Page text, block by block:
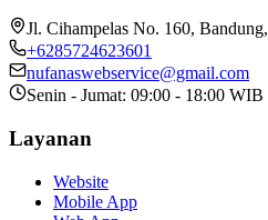
Jl. Cihampelas No. 160, Bandung,
+6285724623601
nufanaswebservice@gmail.com
Senin - Jumat: 09:00 - 18:00 WIB
Layanan
Website
Mobile App